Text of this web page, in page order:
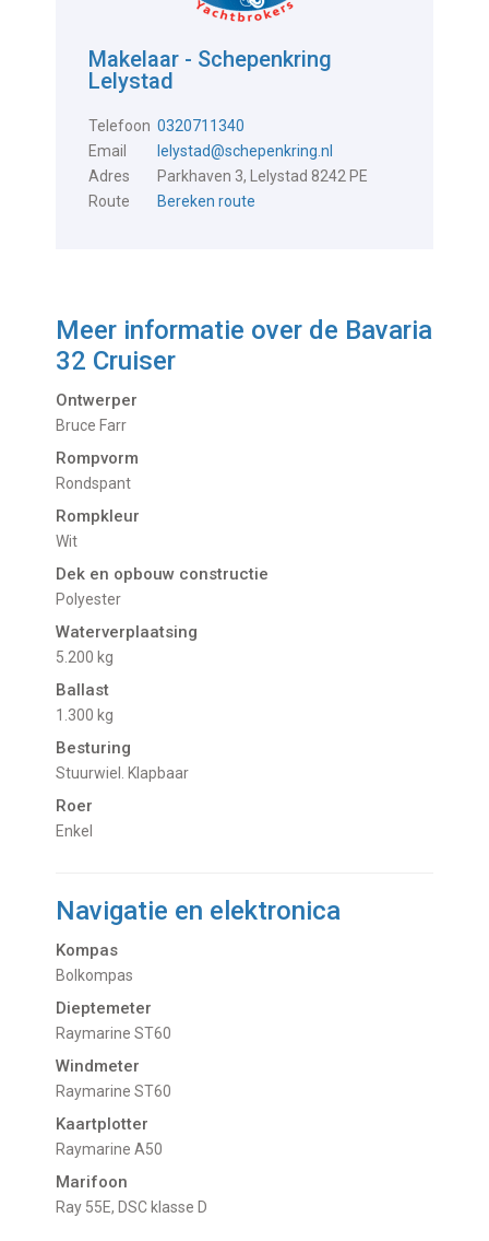
Makelaar - Schepenkring
Lelystad
Telefoon 0320711340
Email
lelystad@schepenkring.nl
Adres
Parkhaven 3, Lelystad 8242 PE
Route
Bereken route
Meer informatie over de Bavaria
32 Cruiser
Ontwerper
Bruce Farr
Rompvorm
Rondspant
Rompkleur
Wit
Dek en opbouw constructie
Polyester
Waterverplaatsing
5.200 kg
Ballast
1.300 kg
Besturing
Stuurwiel. Klapbaar
Roer
Enkel
Navigatie en elektronica
Kompas
Bolkompas
Dieptemeter
Raymarine ST60
Windmeter
Raymarine ST60
Kaartplotter
Raymarine A50
Marifoon
Ray 55E, DSC klasse D